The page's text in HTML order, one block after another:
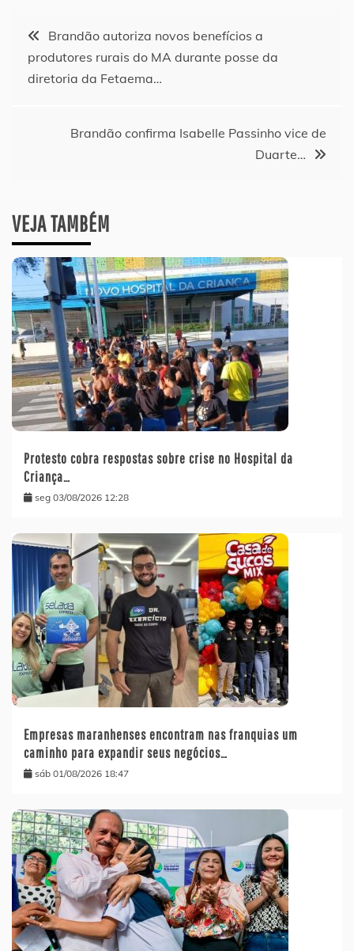
Navegação
de
Brandão autoriza novos benefícios a
produtores rurais do MA durante posse da
diretoria da Fetaema…
Brandão confirma Isabelle Passinho vice de
Duarte…
VEJA TAMBÉM
Protesto cobra respostas sobre crise no Hospital da
Criança…
seg 03/08/2026 12:28
Empresas maranhenses encontram nas franquias um
caminho para expandir seus negócios…
sáb 01/08/2026 18:47